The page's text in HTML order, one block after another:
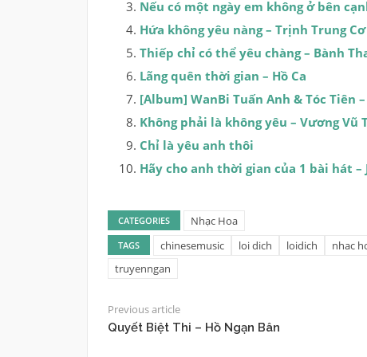
Nếu có một ngày em không ở bên
Hứa không yêu nàng – Trịnh Trung Cơ
Thiếp chỉ có thể yêu chàng – Bành
Lãng quên thời gian – Hồ Ca
[Album] WanBi Tuấn Anh & Tóc Tiên
Không phải là không yêu – Vương Vũ
Chỉ là yêu anh thôi
Hãy cho anh thời gian của 1 bài hát –
CATEGORIES Nhạc Hoa
TAGS chinesemusic loi dich loidich nhac
truyenngan
Previous article
Quyết Biệt Thi – Hồ Ngạn Bân